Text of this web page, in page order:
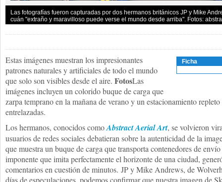
Las fotografías fueron capturadas por dos hermanos británicos JP y Mike
cuán "extraño y maravilloso puede verse el mundo desde arriba". Fotos:
Ficha
Estas imágenes muestran los impresionantes
patrones naturales y artificiales de todo el mundo
que solo son visibles desde el aire. FotosLas
imágenes incluyen un colorido buque de carga que
zarpa temprano en la mañana de verano y un estacionamiento
entrelazadas.
Los hermanos, conocidos comoAbstract Aerial Art, se volvieron
usuarios de redes sociales debatieran sobre la autenticidad de la
que muestra un buque de carga que transporta contenedores de
imponente que imita perfectamente el horizonte de una ciudad,
comentarios en cuestión de minutos. JP y Mike Andrews, de
días de especulaciones, podemos confirmar que nuestra imagen de